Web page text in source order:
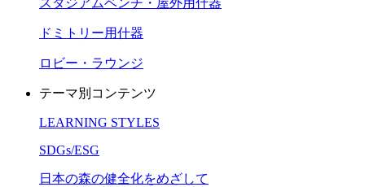
スタジアムベンチ・屋外用什器
ドミトリー用什器
ロビー・ラウンジ
テーマ別コンテンツ
LEARNING STYLES
SDGs/ESG
日本の森の健全化をめざして